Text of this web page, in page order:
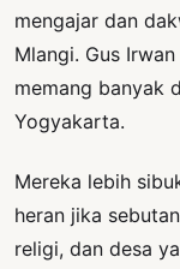
mengajar dan
Mlangi. Gus
memang banyak
Yogyakarta.
Mereka lebih
heran jika
religi, dan desa